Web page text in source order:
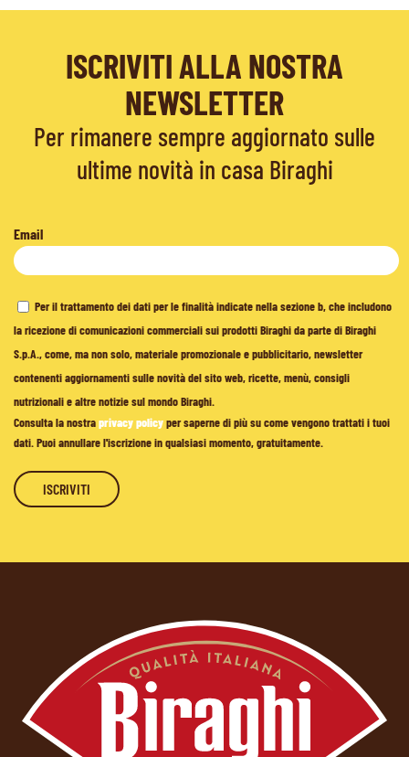
ISCRIVITI ALLA NOSTRA
NEWSLETTER
Per rimanere sempre aggiornato sulle
ultime novità in casa Biraghi
Email
Per il trattamento dei dati per le finalità indicate nella sezione b, che includono
la ricezione di comunicazioni commerciali sui prodotti Biraghi da parte di Biraghi
S.p.A., come, ma non solo, materiale promozionale e pubblicitario, newsletter
contenenti aggiornamenti sulle novità del sito web, ricette, menù, consigli
nutrizionali e altre notizie sul mondo Biraghi.
Consulta la nostraprivacy policyper saperne di più su come vengono trattati i tuoi
dati. Puoi annullare l'iscrizione in qualsiasi momento, gratuitamente.